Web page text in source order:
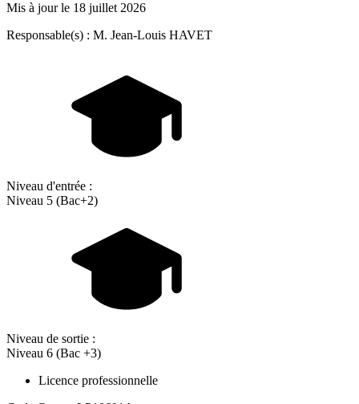
Mis à jour le 18 juillet 2026
Responsable(s) : M. Jean-Louis HAVET
Niveau d'entrée :
Niveau 5 (Bac+2)
Niveau de sortie :
Niveau 6 (Bac +3)
Licence professionnelle